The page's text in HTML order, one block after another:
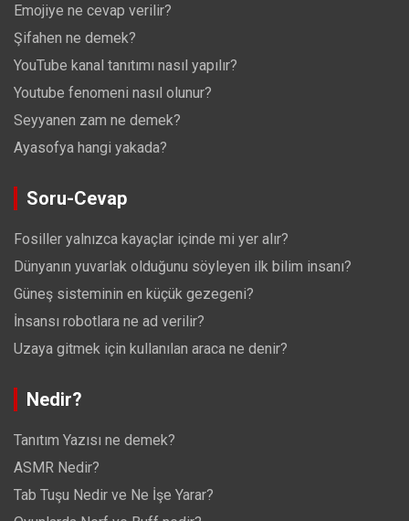
Emojiye ne cevap verilir?
Şifahen ne demek?
YouTube kanal tanıtımı nasıl yapılır?
Youtube fenomeni nasıl olunur?
Seyyanen zam ne demek?
Ayasofya hangi yakada?
Soru-Cevap
Fosiller yalnızca kayaçlar içinde mi yer alır?
Dünyanın yuvarlak olduğunu söyleyen ilk bilim insanı?
Güneş sisteminin en küçük gezegeni?
İnsansı robotlara ne ad verilir?
Uzaya gitmek için kullanılan araca ne denir?
Nedir?
Tanıtım Yazısı ne demek?
ASMR Nedir?
Tab Tuşu Nedir ve Ne İşe Yarar?